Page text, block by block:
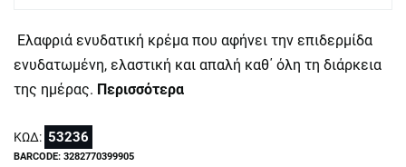
Eλαφριά ενυδατική κρέμα που αφήνει την επιδερμίδα
ενυδατωμένη, ελαστική και απαλή καθ΄ όλη τη διάρκεια
της ημέρας. Περισσότερα
ΚΩΔ: 53236
BARCODE: 3282770399905